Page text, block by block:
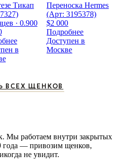
Тикап
· 0.900
в
Переноска Hermes
(Арт: 3195378)
$2 000
Подробнее
Доступен в
Москве
ВСЕХ ЩЕНКОВ
Мы работаем внутри закрытых
года — привозим щенков,
не увидит.